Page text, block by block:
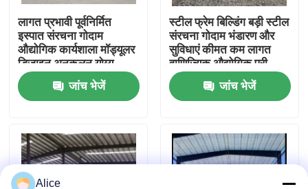
संपर्क करें
एक उद्धरण का अनुरोध करें
प्रीफैब स्टील वेयरहाउस
मॉड्यूलर स्टील स्ट्रक्चर
रॉकवूल सैंडविच पैनल
लागत प्रभावी पूर्वनिर्मित
इस्पात संरचना गोदाम
औद्योगिक कार्यशाला मॉड्यूलर
डिजाइन अनुकूलन योग्य
लेआउट त्वरित विधानसभा
उच्च शक्ति इस्पात फ्रेम
मौसम प्रतिरोधी रसद भंडारण
जांच भेजें
स्टील फ्रेम बिल्डिंग बड़ी स्टील
संरचना गोदाम भंडारण और
सुविधाएं कीमत कम लागत
वाणिज्यिक औद्योगिक प्री
इंजीनियरिंग प्रीफैब आधुनिक
डिजाइन उच्च गुणवत्ता वाले
स्टील प्लांट
जांच भेजें
Alice